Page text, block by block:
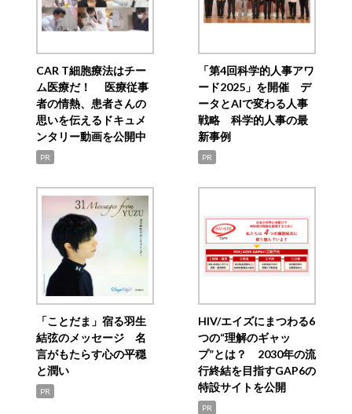
CAR T細胞療法はチー
ム医療だ！ 医療従事
者の情熱、患者さんの
思いを伝えるドキュメ
ンタリー動画を公開中
PR
「第4回科学的人事アワ
ード2025」を開催 デ
ータとAIで変わる人事
戦略 科学的人事の最
新事例
PR
「ことだま」宿る羽生
結弦のメッセージ 名
言がもたらす心の平穏
と潤い
PR
HIV/エイズにまつわる6
つの“理解のギャッ
プ”とは？ 2030年の流
行終結を目指すGAP6の
特設サイトを公開
PR